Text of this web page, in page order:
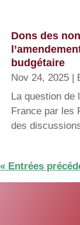
Dons des
budgétaire
Nov 24, 2025
La question
France par les
des
« Entrées